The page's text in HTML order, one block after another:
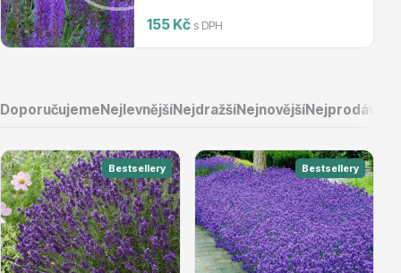
155 Kč s DPH
DoporučujemeNejlevnějšíNejdražšíNejnovější
Bestsellery Bestsellery